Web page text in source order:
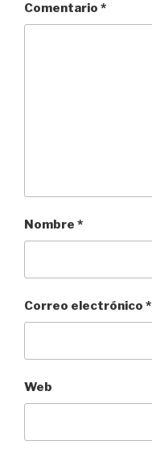
Comentario *
Nombre *
Correo electrónico *
Web